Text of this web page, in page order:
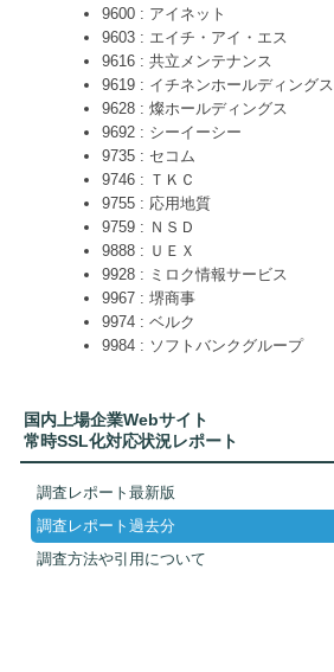
国内上場企業Webサイト
常時SSL化対応状況レポート
調査レポート最新版
調査レポート過去分
調査方法や引用について
9600 : アイネット
9603 : エイチ・アイ・エス
9616 : 共立メンテナンス
9619 : イチネンホールディングス
9628 : 燦ホールディングス
9692 : シーイーシー
9735 : セコム
9746 : ＴＫＣ
9755 : 応用地質
9759 : ＮＳＤ
9888 : ＵＥＸ
9928 : ミロク情報サービス
9967 : 堺商事
9974 : ベルク
9984 : ソフトバンクグループ